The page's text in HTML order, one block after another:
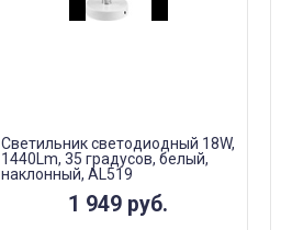
Светильник светодиодный 18W,
1440Lm, 35 градусов, белый,
наклонный, AL519
1 949 руб.